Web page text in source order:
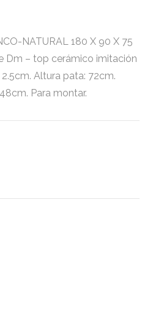
NATURAL 180 X 90 X 75
Dm – top cerámico imitación
Altura pata: 72cm.
Para montar.